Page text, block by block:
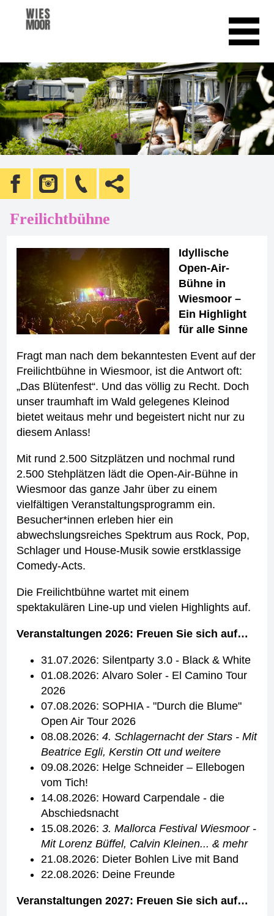
Freilichtbühne
Idyllische
Open-Air-
Bühne in
Wiesmoor –
Ein Highlight
für alle Sinne
Fragt man nach dem bekanntesten Event auf der
Freilichtbühne in Wiesmoor, ist die Antwort oft:
„Das Blütenfest“. Und das völlig zu Recht. Doch
unser traumhaft im Wald gelegenes Kleinod
bietet weitaus mehr und begeistert nicht nur zu
diesem Anlass!
Mit rund 2.500 Sitzplätzen und nochmal rund
2.500 Stehplätzen lädt die Open-Air-Bühne in
Wiesmoor das ganze Jahr über zu einem
vielfältigen Veranstaltungsprogramm ein.
Besucher*innen erleben hier ein
abwechslungsreiches Spektrum aus Rock, Pop,
Schlager und House-Musik sowie erstklassige
Comedy-Acts.
Die Freilichtbühne wartet mit einem
spektakulären Line-up und vielen Highlights auf.
Veranstaltungen 2026: Freuen Sie sich auf…
31.07.2026: Silentparty 3.0 - Black & White
01.08.2026: Alvaro Soler - El Camino Tour
2026
07.08.2026: SOPHIA - "Durch die Blume"
Open Air Tour 2026
08.08.2026:4. Schlagernacht der Stars - Mit
Beatrice Egli, Kerstin Ott und weitere
09.08.2026: Helge Schneider – Ellebogen
vom Tich!
14.08.2026: Howard Carpendale - die
Abschiedsnacht
15.08.2026:3. Mallorca Festival Wiesmoor -
Mit Lorenz Büffel, Calvin Kleinen... & mehr
21.08.2026: Dieter Bohlen Live mit Band
22.08.2026: Deine Freunde
Veranstaltungen 2027: Freuen Sie sich auf…